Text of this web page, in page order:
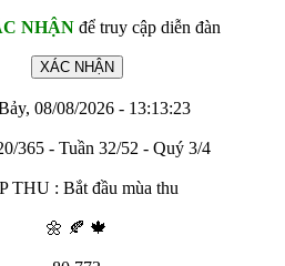
NHẬNđể truy cập diễn đàn
08/08/2026 - 13:13:23
365 - Tuần 32/52 - Quý 3/4
THU : Bắt đầu mùa thu
🌼 🍂 🍁